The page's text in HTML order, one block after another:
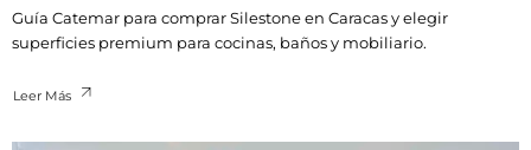
Guía Catemar para comprar Silestone en Caracas y elegir
superficies premium para cocinas, baños y mobiliario.
Leer Más